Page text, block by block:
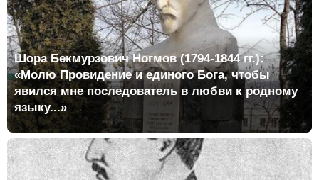
Шора Бекмурзович Ногмов (1794-1844 гг.):
«Молю Провидение и единого Бога, чтобы
явился мне последователь в любви к родному
языку...»